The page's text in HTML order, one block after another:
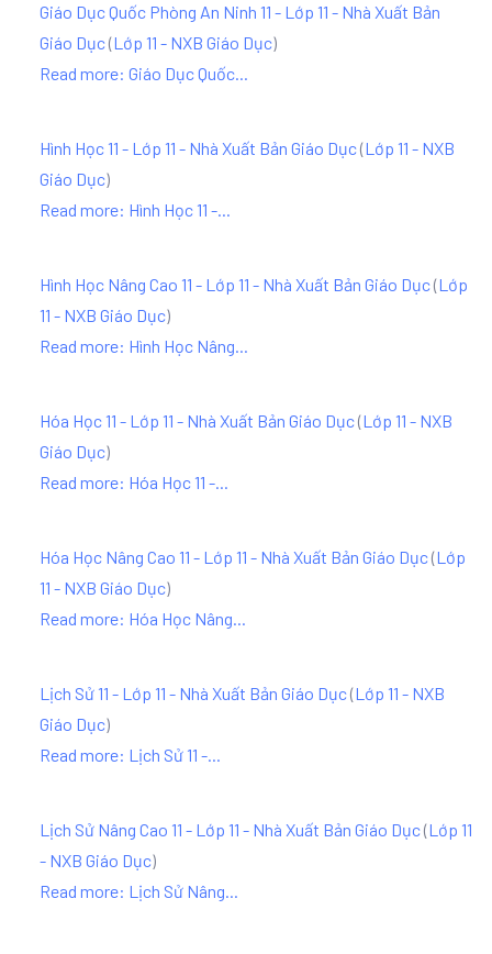
Giáo Dục Quốc Phòng An Ninh 11 - Lớp 11 - Nhà Xuất Bản
Giáo Dục(Lớp 11 - NXB Giáo Dục)
Read more: Giáo Dục Quốc...
Hình Học 11 - Lớp 11 - Nhà Xuất Bản Giáo Dục(Lớp 11 - NXB
Giáo Dục)
Read more: Hình Học 11 -...
Hình Học Nâng Cao 11 - Lớp 11 - Nhà Xuất Bản Giáo Dục(Lớp
11 - NXB Giáo Dục)
Read more: Hình Học Nâng...
Hóa Học 11 - Lớp 11 - Nhà Xuất Bản Giáo Dục(Lớp 11 - NXB
Giáo Dục)
Read more: Hóa Học 11 -...
Hóa Học Nâng Cao 11 - Lớp 11 - Nhà Xuất Bản Giáo Dục(Lớp
11 - NXB Giáo Dục)
Read more: Hóa Học Nâng...
Lịch Sử 11 - Lớp 11 - Nhà Xuất Bản Giáo Dục(Lớp 11 - NXB
Giáo Dục)
Read more: Lịch Sử 11 -...
Lịch Sử Nâng Cao 11 - Lớp 11 - Nhà Xuất Bản Giáo Dục(Lớp 11
- NXB Giáo Dục)
Read more: Lịch Sử Nâng...